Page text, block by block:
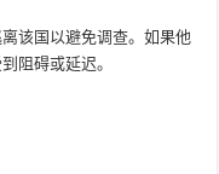
该国以避免调查。如果他
阻碍或延迟。